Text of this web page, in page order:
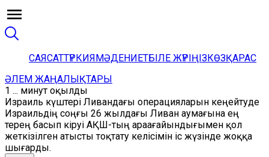
САЯСАТТҮРКИЯМӘДЕНИЕТБІЛЕ ЖҮРІҢІЗКӨЗҚАРАС
ӘЛЕМ ЖАҢАЛЫҚТАРЫ
1 ... минут оқылды
Израиль күштері Ливандағы операцияларын кеңейтуде
Израильдің соңғы 26 жылдағы Ливан аумағына ең
терең басып кіруі АҚШ-тың араағайындығымен қол
жеткізілген атысты тоқтату келісімін іс жүзінде жоққа
шығарды.